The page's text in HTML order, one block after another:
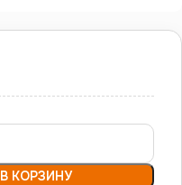
В КОРЗИНУ